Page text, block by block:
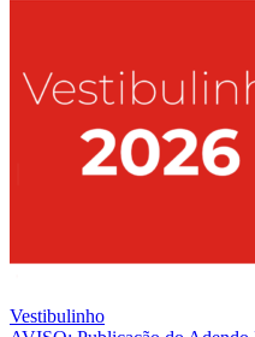
Vestibulinho